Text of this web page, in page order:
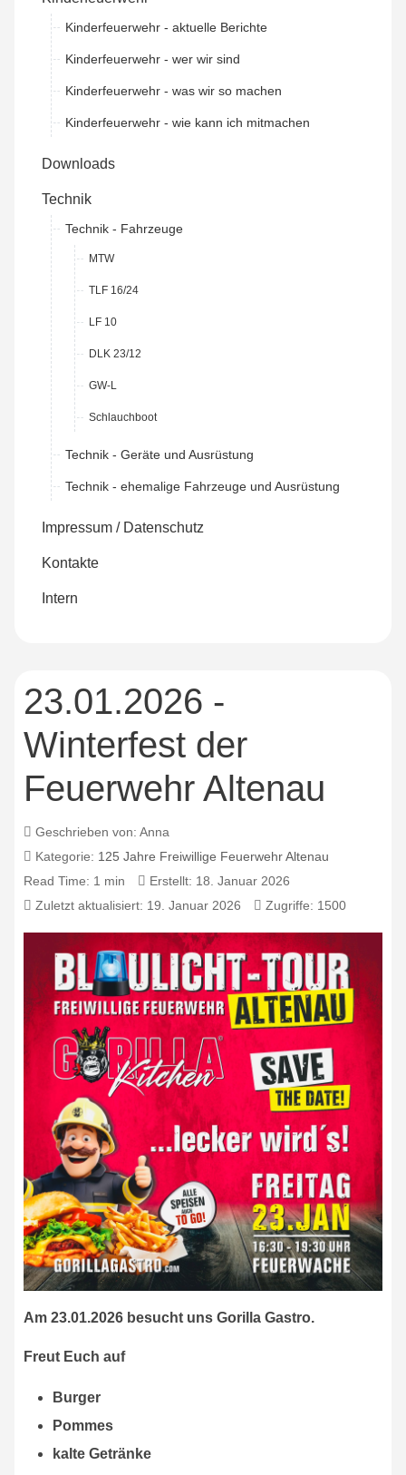
Kinderfeuerwehr - aktuelle Berichte
Kinderfeuerwehr - wer wir sind
Kinderfeuerwehr - was wir so machen
Kinderfeuerwehr - wie kann ich mitmachen
Downloads
Technik
Technik - Fahrzeuge
MTW
TLF 16/24
LF 10
DLK 23/12
GW-L
Schlauchboot
Technik - Geräte und Ausrüstung
Technik - ehemalige Fahrzeuge und Ausrüstung
Impressum / Datenschutz
Kontakte
Intern
23.01.2026 -
Winterfest der
Feuerwehr Altenau
Geschrieben von:Anna
Kategorie: 125 Jahre Freiwillige Feuerwehr Altenau
Read Time: 1 min
Erstellt: 18. Januar 2026
Zuletzt aktualisiert: 19. Januar 2026
Zugriffe: 1500
Am 23.01.2026 besucht uns Gorilla Gastro.
Freut Euch auf
Burger
Pommes
kalte Getränke